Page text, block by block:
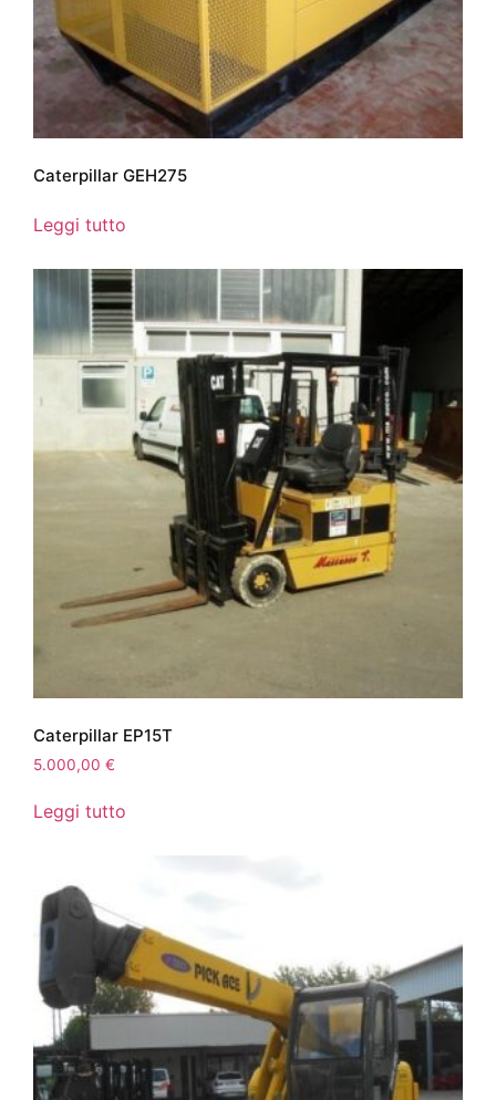
Caterpillar GEH275
Leggi tutto
Caterpillar EP15T
5.000,00 €
Leggi tutto